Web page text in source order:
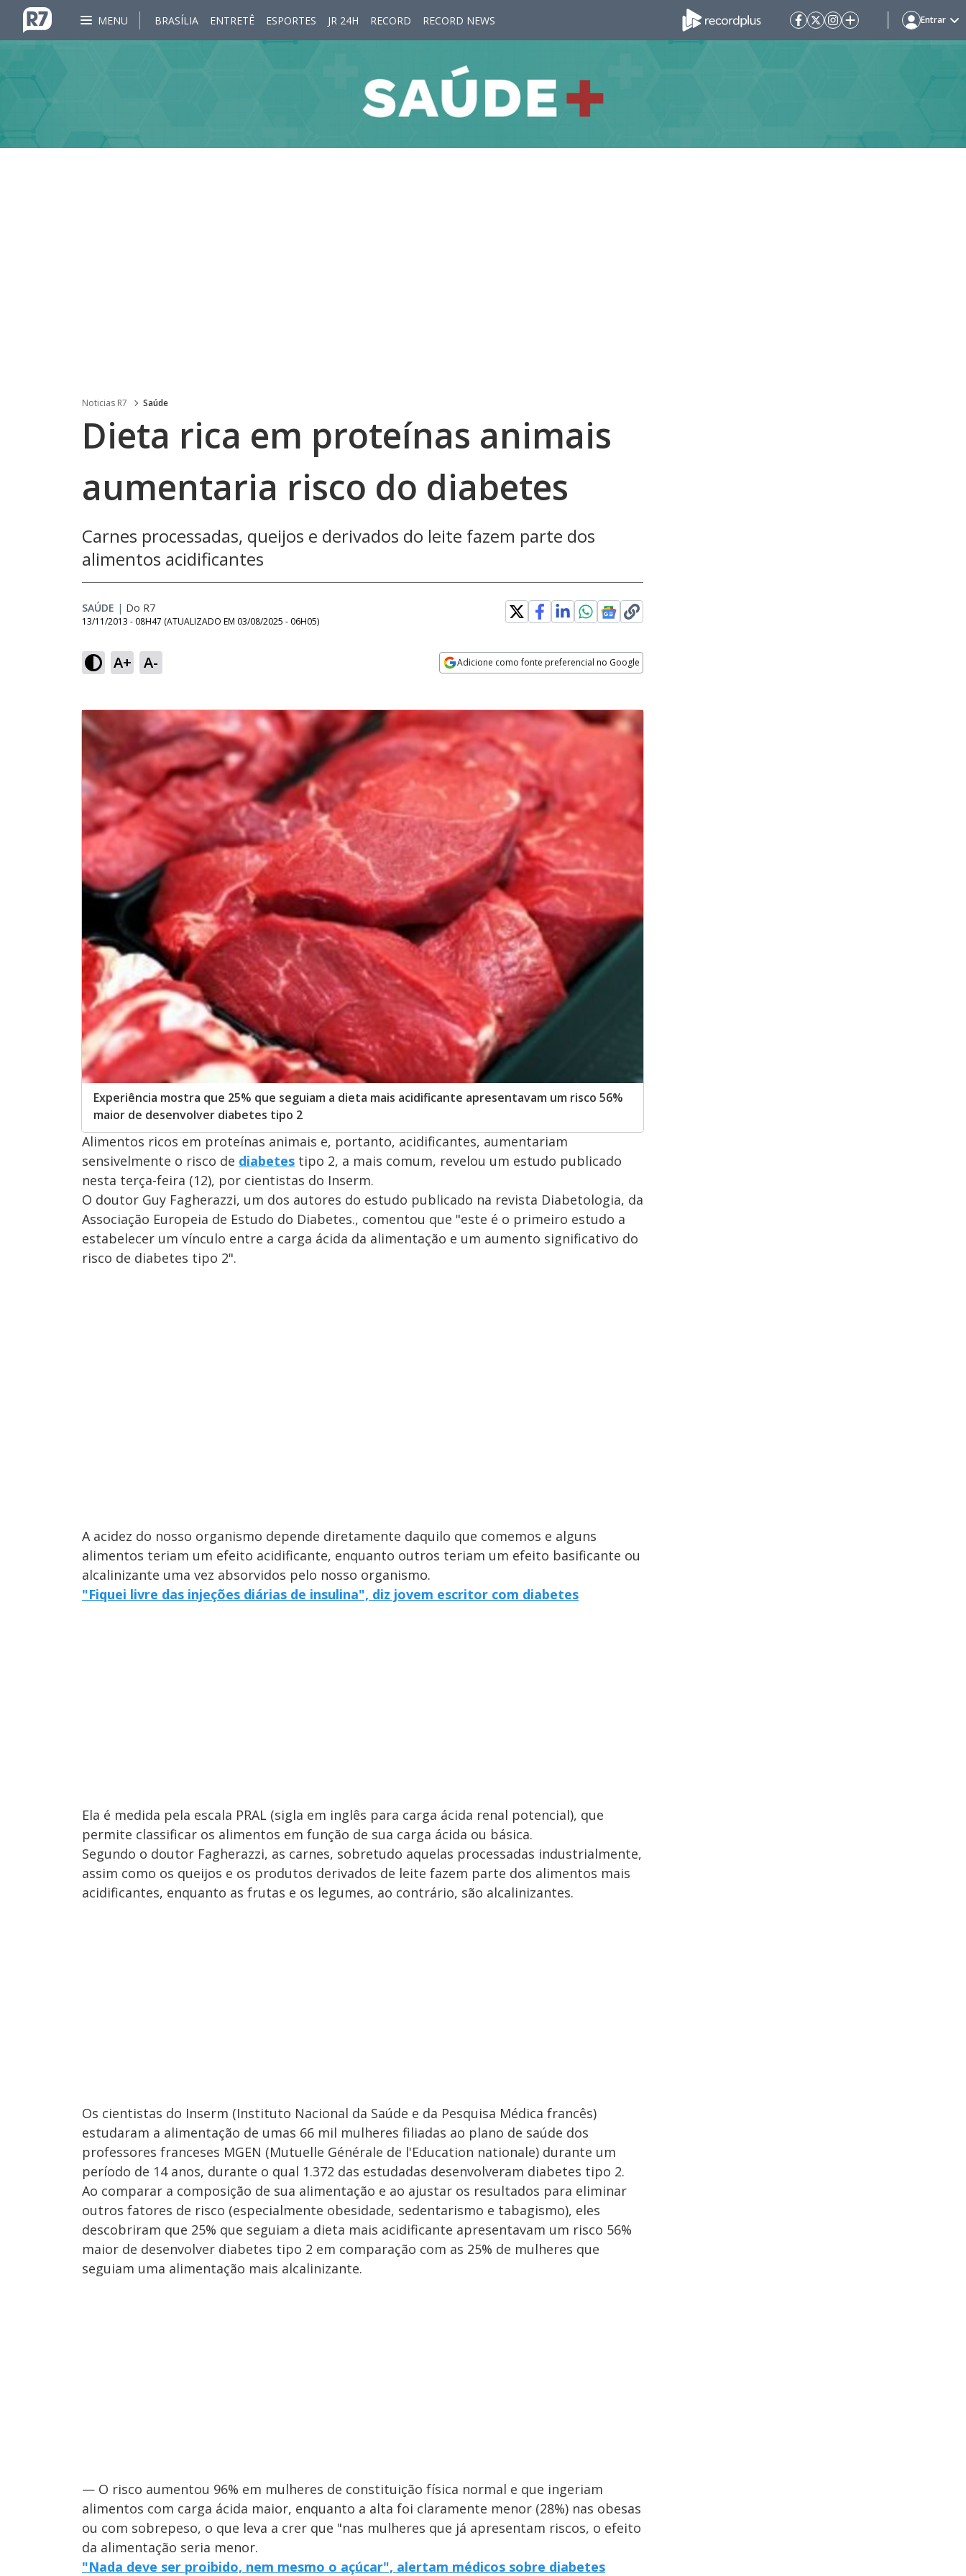
MENU BRASÍLIA ENTRETÊ ESPORTES JR 24H RECORD RECORD NEWS Entrar
Noticias R7 Saúde
Dieta rica em proteínas animais
aumentaria risco do diabetes
Carnes processadas, queijos e derivados do leite fazem parte dos
alimentos acidificantes
SAÚDE | Do R7
13/11/2013 - 08H47 (ATUALIZADO EM 03/08/2025 - 06H05)
A+ A- Adicione como fonte preferencial no Google
Experiência mostra que 25% que seguiam a dieta mais acidificante apresentavam um risco 56%
maior de desenvolver diabetes tipo 2
Alimentos ricos em proteínas animais e, portanto, acidificantes, aumentariam
sensivelmente o risco de diabetes tipo 2, a mais comum, revelou um estudo publicado
nesta terça-feira (12), por cientistas do Inserm.
O doutor Guy Fagherazzi, um dos autores do estudo publicado na revista Diabetologia, da
Associação Europeia de Estudo do Diabetes., comentou que "este é o primeiro estudo a
estabelecer um vínculo entre a carga ácida da alimentação e um aumento significativo do
risco de diabetes tipo 2".
A acidez do nosso organismo depende diretamente daquilo que comemos e alguns
alimentos teriam um efeito acidificante, enquanto outros teriam um efeito basificante ou
alcalinizante uma vez absorvidos pelo nosso organismo.
"Fiquei livre das injeções diárias de insulina", diz jovem escritor com diabetes
Ela é medida pela escala PRAL (sigla em inglês para carga ácida renal potencial), que
permite classificar os alimentos em função de sua carga ácida ou básica.
Segundo o doutor Fagherazzi, as carnes, sobretudo aquelas processadas industrialmente,
assim como os queijos e os produtos derivados de leite fazem parte dos alimentos mais
acidificantes, enquanto as frutas e os legumes, ao contrário, são alcalinizantes.
Os cientistas do Inserm (Instituto Nacional da Saúde e da Pesquisa Médica francês)
estudaram a alimentação de umas 66 mil mulheres filiadas ao plano de saúde dos
professores franceses MGEN (Mutuelle Générale de l'Education nationale) durante um
período de 14 anos, durante o qual 1.372 das estudadas desenvolveram diabetes tipo 2.
Ao comparar a composição de sua alimentação e ao ajustar os resultados para eliminar
outros fatores de risco (especialmente obesidade, sedentarismo e tabagismo), eles
descobriram que 25% que seguiam a dieta mais acidificante apresentavam um risco 56%
maior de desenvolver diabetes tipo 2 em comparação com as 25% de mulheres que
seguiam uma alimentação mais alcalinizante.
— O risco aumentou 96% em mulheres de constituição física normal e que ingeriam
alimentos com carga ácida maior, enquanto a alta foi claramente menor (28%) nas obesas
ou com sobrepeso, o que leva a crer que "nas mulheres que já apresentam riscos, o efeito
da alimentação seria menor.
"Nada deve ser proibido, nem mesmo o açúcar", alertam médicos sobre diabetes